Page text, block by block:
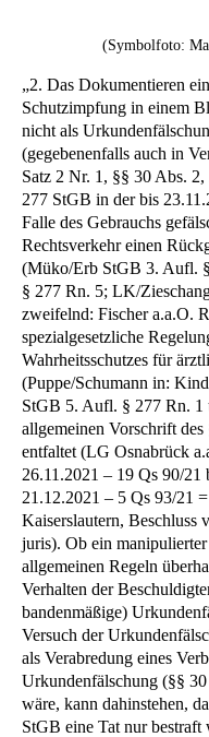
(Symbolfoto:
„2. Das Dokumentieren
Schutzimpfung in einem
nicht als
(gegebenenfalls auch in
Satz 2 Nr. 1, §§ 30 Abs.
277 StGB in der bis
Falle des Gebrauchs
Rechtsverkehr einen
(Müko/Erb StGB 3. Aufl.
§ 277 Rn. 5; LK/
zweifelnd: Fischer a.a.O.
spezialgesetzliche
Wahrheitsschutzes für
(Puppe/Schumann in:
StGB 5. Aufl. § 277 Rn. 1
allgemeinen Vorschrift
entfaltet (LG Osnabrück
26.11.2021 – 19 Qs 90/
21.12.2021 – 5 Qs 93/21
Kaiserslautern, Beschluss
juris). Ob ein
allgemeinen Regeln
Verhalten der
bandenmäßige)
Versuch der
als Verabredung eines
Urkundenfälschung (§§
wäre, kann dahinstehen,
StGB eine Tat nur